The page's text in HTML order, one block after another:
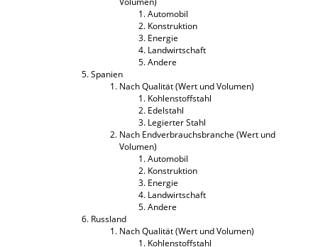
Automobil
Konstruktion
Energie
Landwirtschaft
Andere
Spanien
Nach Qualität (Wert und Volumen)
Kohlenstoffstahl
Edelstahl
Legierter Stahl
Nach Endverbrauchsbranche (Wert und
Volumen)
Automobil
Konstruktion
Energie
Landwirtschaft
Andere
Russland
Nach Qualität (Wert und Volumen)
Kohlenstoffstahl